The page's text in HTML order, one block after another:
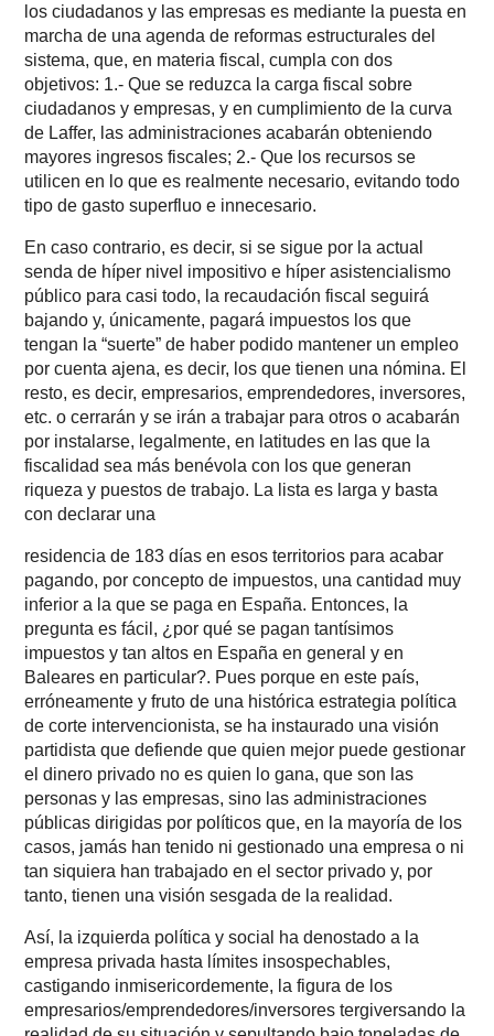
los ciudadanos y las empresas es mediante la puesta en
marcha de una agenda de reformas estructurales del
sistema, que, en materia fiscal, cumpla con dos
objetivos: 1.- Que se reduzca la carga fiscal sobre
ciudadanos y empresas, y en cumplimiento de la curva
de Laffer, las administraciones acabarán obteniendo
mayores ingresos fiscales; 2.- Que los recursos se
utilicen en lo que es realmente necesario, evitando todo
tipo de gasto superfluo e innecesario.
En caso contrario, es decir, si se sigue por la actual
senda de híper nivel impositivo e híper asistencialismo
público para casi todo, la recaudación fiscal seguirá
bajando y, únicamente, pagará impuestos los que
tengan la “suerte” de haber podido mantener un empleo
por cuenta ajena, es decir, los que tienen una nómina. El
resto, es decir, empresarios, emprendedores, inversores,
etc. o cerrarán y se irán a trabajar para otros o acabarán
por instalarse, legalmente, en latitudes en las que la
fiscalidad sea más benévola con los que generan
riqueza y puestos de trabajo. La lista es larga y basta
con declarar una
residencia de 183 días en esos territorios para acabar
pagando, por concepto de impuestos, una cantidad muy
inferior a la que se paga en España. Entonces, la
pregunta es fácil, ¿por qué se pagan tantísimos
impuestos y tan altos en España en general y en
Baleares en particular?. Pues porque en este país,
erróneamente y fruto de una histórica estrategia política
de corte intervencionista, se ha instaurado una visión
partidista que defiende que quien mejor puede gestionar
el dinero privado no es quien lo gana, que son las
personas y las empresas, sino las administraciones
públicas dirigidas por políticos que, en la mayoría de los
casos, jamás han tenido ni gestionado una empresa o ni
tan siquiera han trabajado en el sector privado y, por
tanto, tienen una visión sesgada de la realidad.
Así, la izquierda política y social ha denostado a la
empresa privada hasta límites insospechables,
castigando inmisericordemente, la figura de los
empresarios/emprendedores/inversores tergiversando la